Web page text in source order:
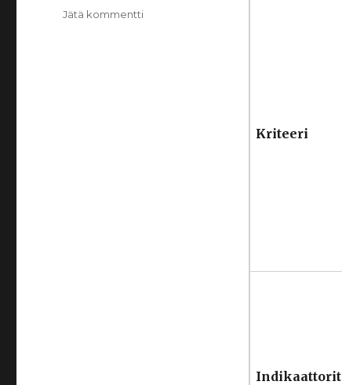
Kriteeri
Indikaattorit
Jätä kommenttiartikkeliin